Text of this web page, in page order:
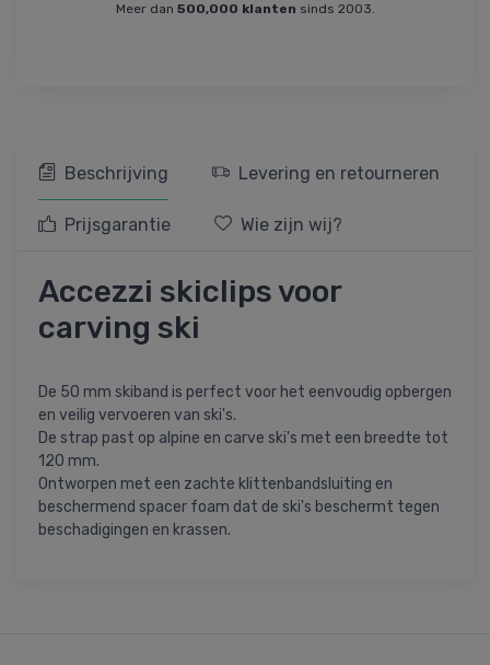
Meer dan 500,000 klanten sinds 2003.
Beschrijving Levering en retourneren
Prijsgarantie Wie zijn wij?
Accezzi skiclips voor
carving ski
De 50 mm skiband is perfect voor het eenvoudig opbergen
en veilig vervoeren van ski's.
De strap past op alpine en carve ski's met een breedte tot
120 mm.
Ontworpen met een zachte klittenbandsluiting en
beschermend spacer foam dat de ski's beschermt tegen
beschadigingen en krassen.